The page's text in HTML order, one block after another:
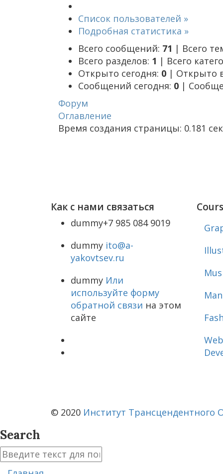
Список пользователей »
Подробная статистика »
Всего сообщений: 71 | Всего
Всего разделов: 1 | Всего
Открыто сегодня: 0 | Открыто
Сообщений сегодня: 0 |
Форум
Оглавление
Время создания страницы: 0.181
Как с нами связаться
dummy+7 985 084 9019
dummy ito@a-
yakovtsev.ru
dummy Или
используйте форму
обратной связи на этом
сайте
© 2020 Институт Трансцендентного
Search